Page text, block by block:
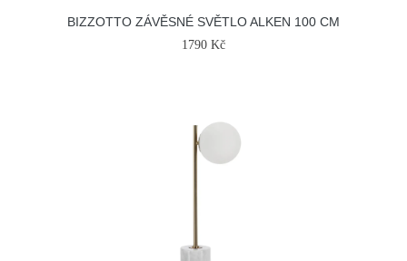
BIZZOTTO ZÁVĚSNÉ SVĚTLO ALKEN 100 CM
1790 Kč